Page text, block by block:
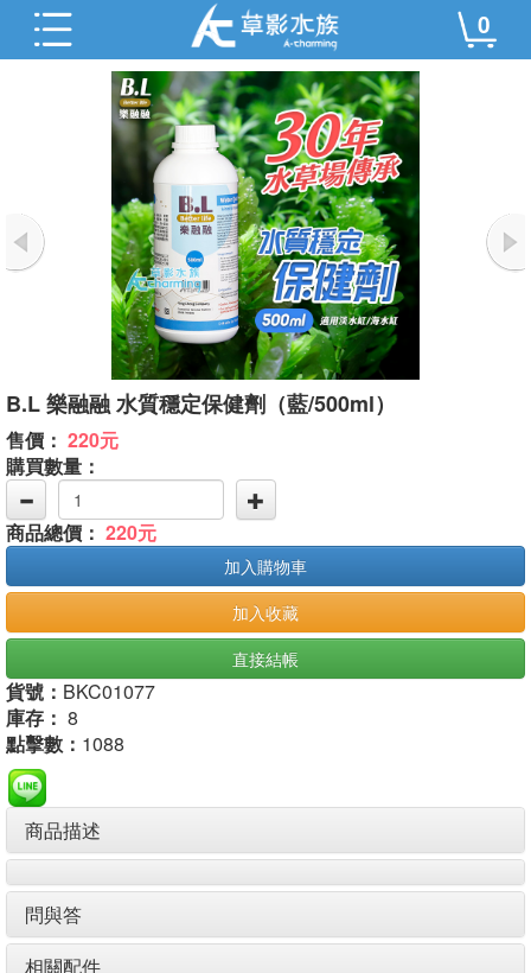
0
B.L 樂融融 水質穩定保健劑（藍/500ml）
售價： 220元
購買數量：
商品總價： 220元
加入購物車
加入收藏
直接結帳
貨號： BKC01077
庫存： 8
點擊數： 1088
商品描述
問與答
相關配件